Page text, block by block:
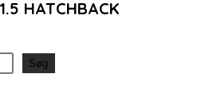
HATCHBACK
Søg